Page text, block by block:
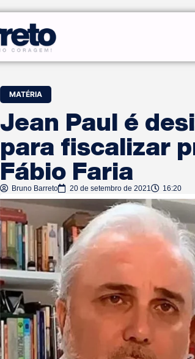
MATÉRIA
Jean Paul é
para fiscalizar
Fábio Faria
Bruno Barreto 20 de setembro de 2021 16:20